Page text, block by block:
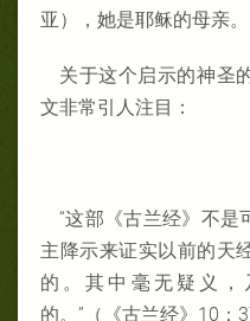
亚），她是耶稣的母亲。
关于这个启示的神圣
文非常引人注目：
“这部《古兰经》不是
主降示来证实以前的天
的。其中毫无疑义
的。”（《古兰经》10：